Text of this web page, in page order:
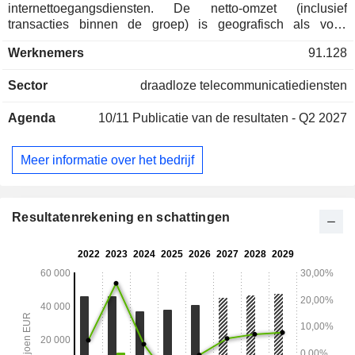
internettoegangsdiensten. De netto-omzet (inclusief
transacties binnen de groep) is geografisch als volgt
(31,3%), Europa (14,7%), Afrika (21,5%) en Turkije (8,8%).
Werknemers 91.128
Sector draadloze telecommunicatiediensten
Agenda 10/11 Publicatie van de resultaten - Q2 2027
Meer informatie over het bedrijf
Resultatenrekening en schattingen